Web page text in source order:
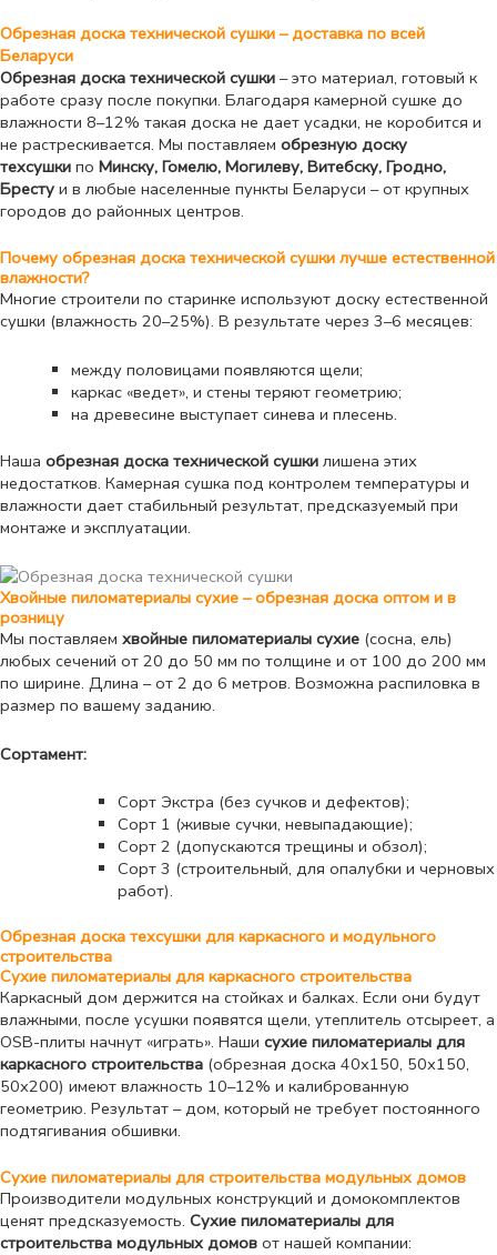
Обрезная доска технической сушки – доставка по всей
Беларуси
Обрезная доска технической сушки – это материал, готовый к
работе сразу после покупки. Благодаря камерной сушке до
влажности 8–12% такая доска не дает усадки, не коробится и
не растрескивается. Мы поставляем обрезную доску
техсушки по Минску, Гомелю, Могилеву, Витебску, Гродно,
Бресту и в любые населенные пункты Беларуси – от крупных
городов до районных центров.
Почему обрезная доска технической сушки лучше естественной
влажности?
Многие строители по старинке используют доску естественной
сушки (влажность 20–25%). В результате через 3–6 месяцев:
между половицами появляются щели;
каркас «ведет», и стены теряют геометрию;
на древесине выступает синева и плесень.
Наша обрезная доска технической сушки лишена этих
недостатков. Камерная сушка под контролем температуры и
влажности дает стабильный результат, предсказуемый при
монтаже и эксплуатации.
Хвойные пиломатериалы сухие – обрезная доска оптом и в
розницу
Мы поставляем хвойные пиломатериалы сухие (сосна, ель)
любых сечений от 20 до 50 мм по толщине и от 100 до 200 мм
по ширине. Длина – от 2 до 6 метров. Возможна распиловка в
размер по вашему заданию.
Сортамент:
Сорт Экстра (без сучков и дефектов);
Сорт 1 (живые сучки, невыпадающие);
Сорт 2 (допускаются трещины и обзол);
Сорт 3 (строительный, для опалубки и черновых
работ).
Обрезная доска техсушки для каркасного и модульного
строительства
Сухие пиломатериалы для каркасного строительства
Каркасный дом держится на стойках и балках. Если они будут
влажными, после усушки появятся щели, утеплитель отсыреет, а
OSB-плиты начнут «играть». Наши сухие пиломатериалы для
каркасного строительства (обрезная доска 40х150, 50х150,
50х200) имеют влажность 10–12% и калиброванную
геометрию. Результат – дом, который не требует постоянного
подтягивания обшивки.
Сухие пиломатериалы для строительства модульных домов
Производители модульных конструкций и домокомплектов
ценят предсказуемость. Сухие пиломатериалы для
строительства модульных домов от нашей компании: